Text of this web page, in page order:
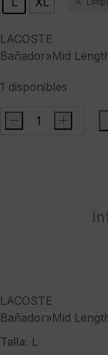
era:
es:
LACOSTE
Bañador»Mid
1 disponibles
Trunks"estampado
- +
LACOSTE
Bañador»Mid
Talla: L